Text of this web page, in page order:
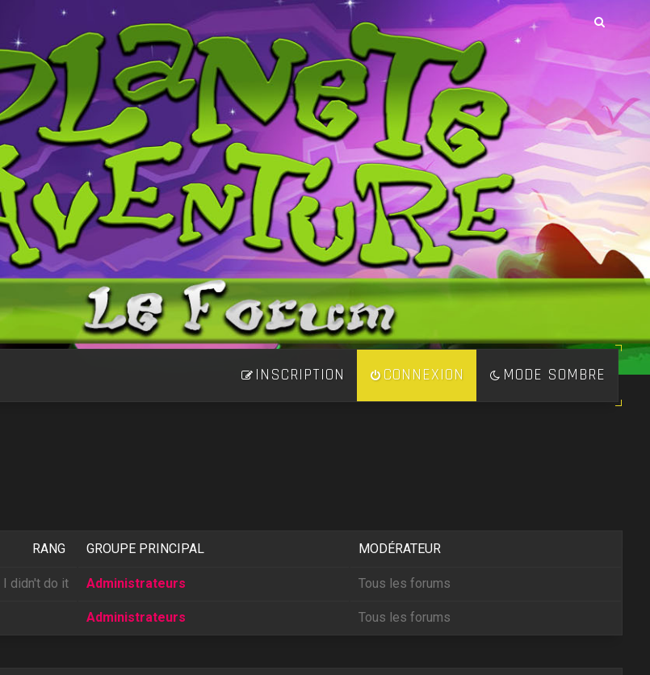
MODE SOMBRE
CONNEXION
INSCRIPTION
RANG GROUPE PRINCIPAL MODÉRATEUR
I didn't do it Administrateurs Tous les forums
Administrateurs Tous les forums